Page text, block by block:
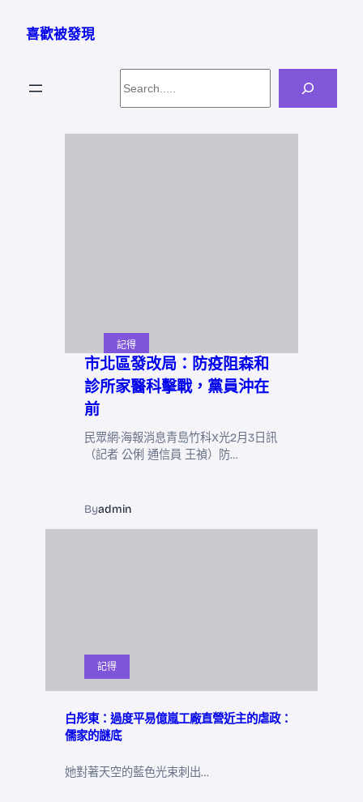
喜歡被發現
記得
市北區發改局：防疫阻森和
診所家醫科擊戰，黨員沖在
前
民眾網·海報消息青島竹科X光2月3日訊
（記者 公俐 通信員 王禎）防…
Byadmin
記得
白彤東：過度平易億嵐工廠直營近主的虐政：
儒家的謎底
她對著天空的藍色光束刺出…